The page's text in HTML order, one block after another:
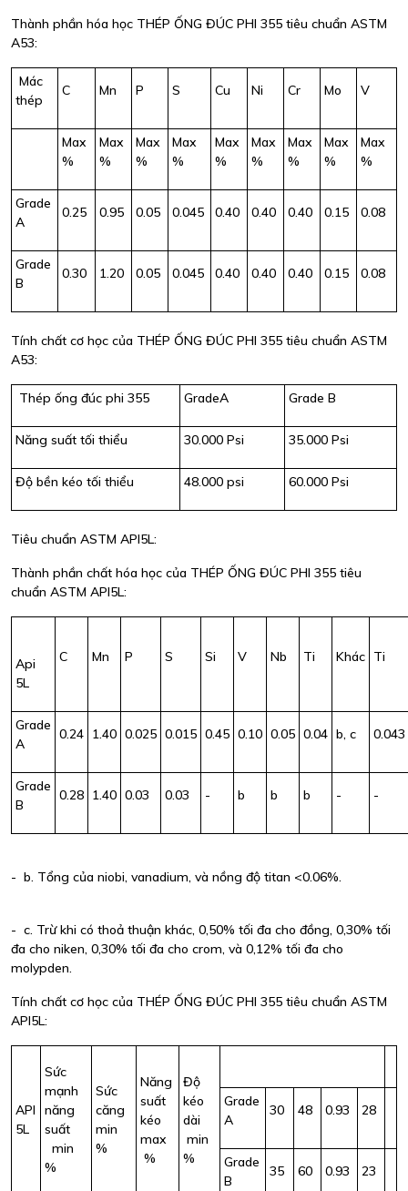
Thành phần hóa học THÉP ỐNG ĐÚC PHI 355 tiêu chuẩn ASTM
A53:
Mác
thép
C Mn P S Cu Ni Cr Mo V
Max
%
Max
%
Max
%
Max
%
Max
%
Max
%
Max
%
Max
%
Max
%
Grade
A
0.25 0.95 0.05 0.045 0.40 0.40 0.40 0.15 0.08
Grade
B
0.30 1.20 0.05 0.045 0.40 0.40 0.40 0.15 0.08
Tính chất cơ học của THÉP ỐNG ĐÚC PHI 355 tiêu chuẩn ASTM
A53:
Thép ống đúc phi 355 GradeA Grade B
Năng suất tối thiểu 30.000 Psi 35.000 Psi
Độ bền kéo tối thiểu 48.000 psi 60.000 Psi
Tiêu chuẩn ASTM API5L:
Thành phần chất hóa học của THÉP ỐNG ĐÚC PHI 355 tiêu
chuẩn ASTM API5L:
Api
5L
C Mn P S Si V Nb Ti Khác Ti
Grade
A
0.24 1.40 0.025 0.015 0.45 0.10 0.05 0.04 b, c 0.043
Grade
B
0.28 1.40 0.03 0.03 - b b b - -
- b. Tổng của niobi, vanadium, và nồng độ titan <0.06%.
- c. Trừ khi có thoả thuận khác, 0,50% tối đa cho đồng, 0,30% tối
đa cho niken, 0,30% tối đa cho crom, và 0,12% tối đa cho
molypden.
Tính chất cơ học của THÉP ỐNG ĐÚC PHI 355 tiêu chuẩn ASTM
API5L:
API
5L
Sức
mạnh
năng
suất
min
%
Sức
căng
min
%
Năng
suất
kéo
max
%
Độ
kéo
dài
min
%
Grade
A
30 48 0.93 28
Grade
B
35 60 0.93 23